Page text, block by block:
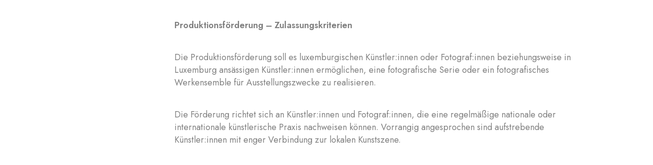
Produktionsförderung – Zulassungskriterien
Die Produktionsförderung soll es luxemburgischen Künstler:innen oder Fotograf:innen beziehungsweise in
Luxemburg ansässigen Künstler:innen ermöglichen, eine fotografische Serie oder ein fotografisches
Werkensemble für Ausstellungszwecke zu realisieren.
Die Förderung richtet sich an Künstler:innen und Fotograf:innen, die eine regelmäßige nationale oder
internationale künstlerische Praxis nachweisen können. Vorrangig angesprochen sind aufstrebende
Künstler:innen mit enger Verbindung zur lokalen Kunstszene.